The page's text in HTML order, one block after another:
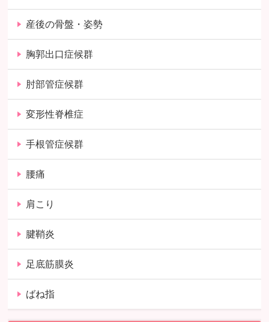
産後の骨盤・姿勢
胸郭出口症候群
肘部管症候群
変形性脊椎症
手根管症候群
腰痛
肩こり
腱鞘炎
足底筋膜炎
ばね指